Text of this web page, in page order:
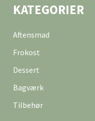
KATEGORIER
Aftensmad
Frokost
Dessert
Bagværk
Tilbehør